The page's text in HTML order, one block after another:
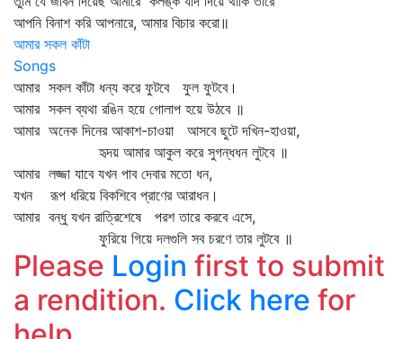
আপনি বিনাশ করি আপনারে, আমার বিচার করো॥
আমার সকল কাঁটা
Songs
আমার সকল কাঁটা ধন্য করে ফুটবে ফুল ফুটবে।
আমার সকল ব্যথা রঙিন হয়ে গোলাপ হয়ে উঠবে ॥
আমার অনেক দিনের আকাশ-চাওয়া আসবে ছুটে দখিন-হাওয়া,
হৃদয় আমার আকুল করে সুগন্ধধন লুটবে ॥
আমার লজ্জা যাবে যখন পাব দেবার মতো ধন,
যখন রূপ ধরিয়ে বিকশিবে প্রাণের আরাধন।
আমার বন্ধু যখন রাত্রিশেষে পরশ তারে করবে এসে,
ফুরিয়ে গিয়ে দলগুলি সব চরণে তার লুটবে ॥
Please Login first to submit
a rendition. Click here for